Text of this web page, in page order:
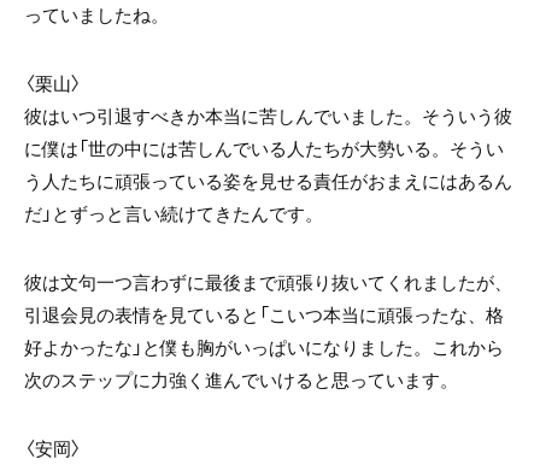
っていましたね。
〈栗山〉
彼はいつ引退すべきか本当に苦しんでいました。そういう彼
に僕は「世の中には苦しんでいる人たちが大勢いる。そうい
う人たちに頑張っている姿を見せる責任がおまえにはあるん
だ」とずっと言い続けてきたんです。
彼は文句一つ言わずに最後まで頑張り抜いてくれましたが、
引退会見の表情を見ていると「こいつ本当に頑張ったな、格
好よかったな」と僕も胸がいっぱいになりました。これから
次のステップに力強く進んでいけると思っています。
〈安岡〉